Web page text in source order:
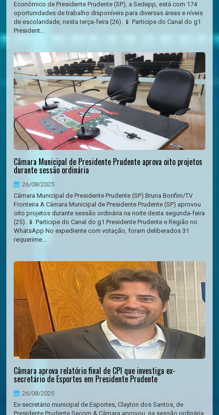
Econômico de Presidente Prudente (SP), a Sedepp, está com 174
oportunidades de trabalho disponíveis para diversas áreas e níveis
de escolaridade, nesta terça-feira (26). 📱 Participe do Canal do g1
President...
Câmara Municipal de Presidente Prudente aprova oito projetos
durante sessão ordinária
26/08/2025
Câmara Municipal de Presidente Prudente (SP) Bruna Bonfim/TV
Fronteira A Câmara Municipal de Presidente Prudente (SP) aprovou
oito projetos durante sessão ordinária na noite desta segunda-feira
(25). 📱 Participe do Canal do g1 Presidente Prudente e Região no
WhatsApp No expediente com votação, foram deliberados 31
requerime...
Câmara aprova relatório final de CPI que investiga ex-
secretário de Esportes em Presidente Prudente
26/08/2025
Ex-secretário municipal de Esportes, Clayton dos Santos, de
Presidente Prudente Secom A Câmara aprovou, na sessão ordinária